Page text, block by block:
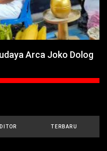
Arca Joko Dolog
TERBARU